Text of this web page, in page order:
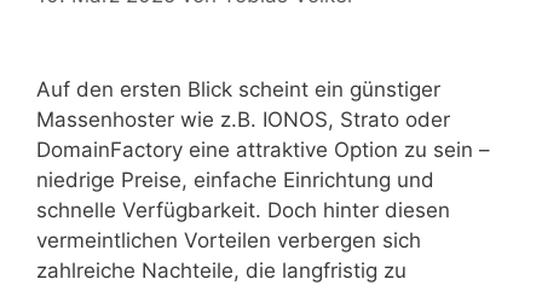
Auf den ersten Blick scheint ein günstiger
Massenhoster wie z.B. IONOS, Strato oder
DomainFactory eine attraktive Option zu sein –
niedrige Preise, einfache Einrichtung und
schnelle Verfügbarkeit. Doch hinter diesen
vermeintlichen Vorteilen verbergen sich
zahlreiche Nachteile, die langfristig zu